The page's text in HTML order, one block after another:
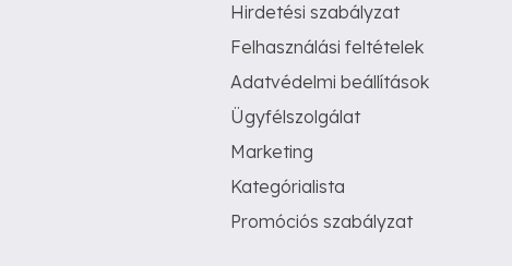
Hirdetési szabályzat
Felhasználási feltételek
Adatvédelmi beállítások
Ügyfélszolgálat
Marketing
Kategórialista
Promóciós szabályzat